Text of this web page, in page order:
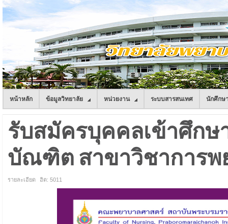
หน้าหลัก ข้อมูลวิทยาลัย หน่วยงาน ระบบสารสนเทศ นักศึกษ
รับสมัครบุคคลเข้าศึกษ
บัณฑิต สาขาวิชาการพ
รายละเอียด ฮิต: 5011